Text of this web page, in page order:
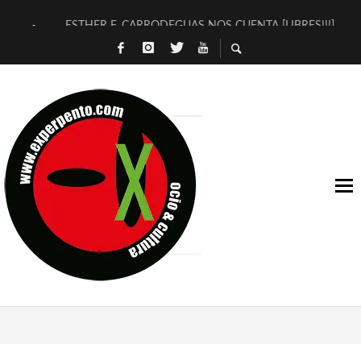
ESTHER F. CARRODEGUAS NOS CUENTA [LIBRES!!!]
[TERRA DE GUAPES] DE SANDRA MONFORT
TIMBRE 4, LA ESCUELA DEL DIRECTOR TEATRAL CLAUDIO
30 AÑOS (NO ES NADA) DE LA KATARSIS DEL TOMATAZO
MILITARES JUDÍAS EN #EXVITA
D’BALDOMEROS REINVENTAN [BITÁCORA 3.0] EN EXVITA
MARSHALL FLASH PRESENTA EN EXVITA [RELATIVA
JOFRE BARDAGÍ EN EXVITA INTERPRETANDO A SERRAT